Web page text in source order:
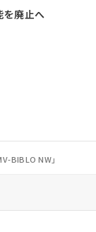
を廃止へ
BIBLO NW」